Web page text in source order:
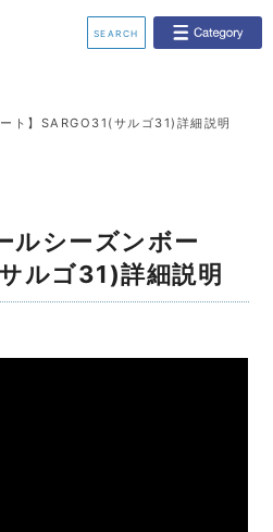
SEARCH
リクルート
ト】SARGO31(サルゴ31)詳細説明
ルシーズンボー
ルゴ31)詳細説明